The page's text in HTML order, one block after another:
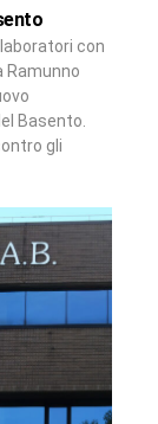
con
Ramunno
Basento.
gli